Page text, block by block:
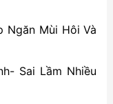
Ngăn Mùi Hôi Và
Sai Lầm Nhiều